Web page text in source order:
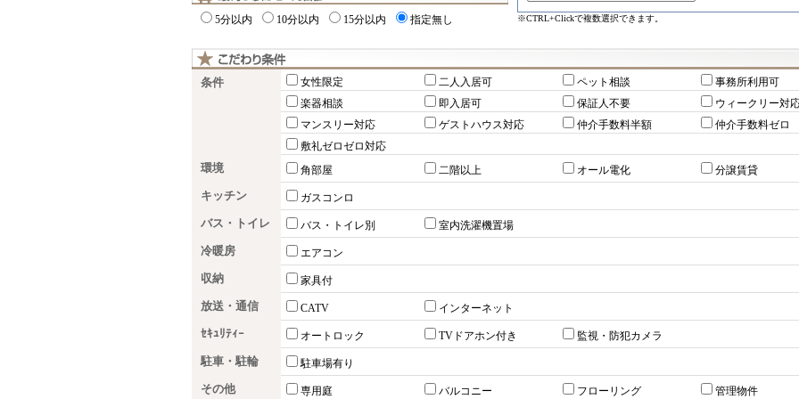
5分以内 10分以内 15分以内 指定無し ※CTRL+Clickで複数選択できます。
条件 女性限定 二人入居可 ペット相談
事務所利用可
楽器相談
即入居可 保証人不要
ウィークリー対
マンスリー対応
ゲストハウス対応 仲介手数料半額
仲介手数料ゼロ
敷礼ゼロゼロ対応
環境 角部屋 二階以上 オール電化 分譲賃貸
キッチン ガスコンロ
バス・トイレ バス・トイレ別 室内洗濯機置場
冷暖房 エアコン
収納 家具付
放送・通信 CATV インターネット
ｾｷｭﾘﾃｨｰ オートロック TVドアホン付き 監視・防犯カメラ
駐車・駐輪 駐車場有り
その他 専用庭 バルコニー フローリング 管理物件